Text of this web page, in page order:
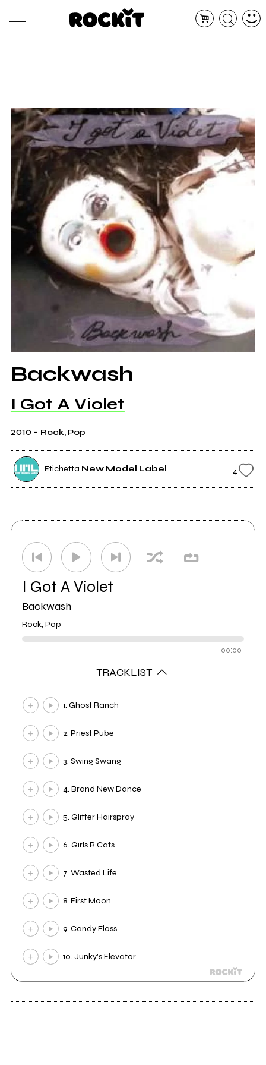
ARTISTI
CONCERTI
SHOP
RADIO
Backwash
I Got A Violet
2010- Rock, Pop
Etichetta New Model Label 4
I Got A Violet
Backwash
Rock, Pop
00:00
TRACKLIST
1. Ghost Ranch
2. Priest Pube
3. Swing Swang
4. Brand New Dance
5. Glitter Hairspray
6. Girls R Cats
7. Wasted Life
8. First Moon
9. Candy Floss
10. Junky's Elevator